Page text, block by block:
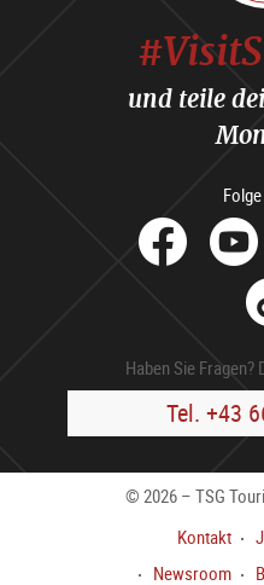
und teile
Haben Sie Fragen?
Tel. +43
© 2026 – TSG
Kontakt
Newsroom